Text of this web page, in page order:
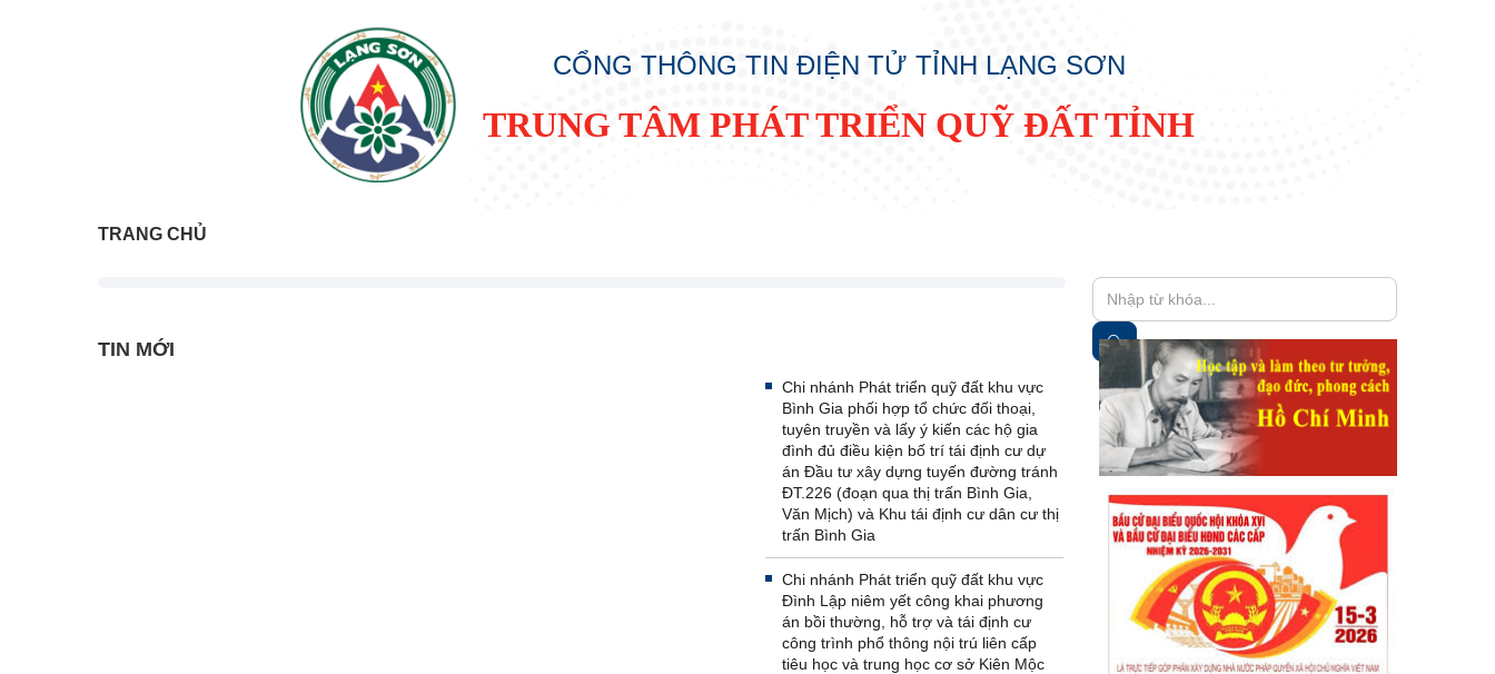
CỔNG THÔNG TIN ĐIỆN TỬ TỈNH LẠNG SƠN
TRUNG TÂM PHÁT TRIỂN QUỸ ĐẤT TỈNH
TRANG CHỦ
TIN MỚI
Chi nhánh Phát triển quỹ đất khu vực
Bình Gia phối hợp tổ chức đối thoại,
tuyên truyền và lấy ý kiến các hộ gia
đình đủ điều kiện bố trí tái định cư dự
án Đầu tư xây dựng tuyến đường tránh
ĐT.226 (đoạn qua thị trấn Bình Gia,
Văn Mịch) và Khu tái định cư dân cư thị
trấn Bình Gia
Chi nhánh Phát triển quỹ đất khu vực
Đình Lập niêm yết công khai phương
án bồi thường, hỗ trợ và tái định cư
công trình phổ thông nội trú liên cấp
tiêu học và trung học cơ sở Kiên Mộc